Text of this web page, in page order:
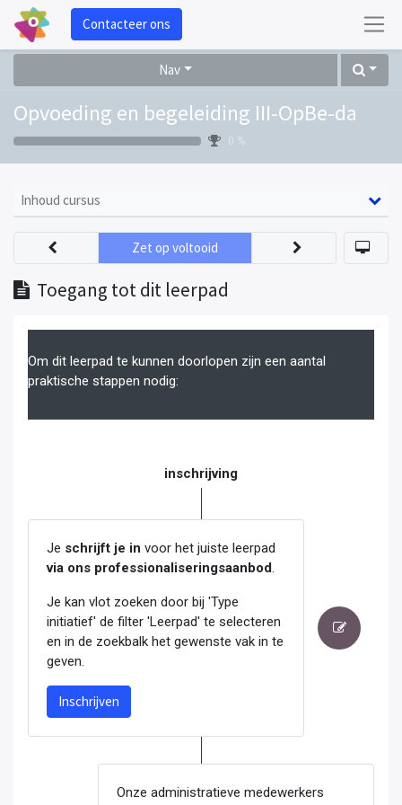
Contacteer ons
Nav
Opvoeding en begeleiding III-OpBe-da
0 %
Inhoud cursus
Toegang tot dit leerpad
Zet op voltooid
Om dit leerpad te kunnen doorlopen zijn een aantal
praktische stappen nodig:
inschrijving
Je schrijft je in voor het juiste leerpad
via ons professionaliseringsaanbod
Je kan vlot zoeken door bij 'Type
initiatief' de filter 'Leerpad' te selecteren
en in de zoekbalk het gewenste vak in te
geven.
Inschrijven
Onze administratieve medewerkers